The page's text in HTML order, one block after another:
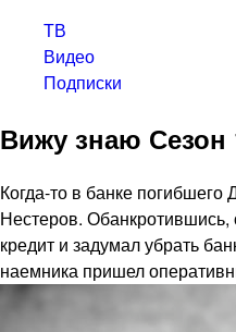
ТВ
Видео
Подписки
Вижу знаю Сезон
Когда-то в банке погибшего
Нестеров.
кредит и задумал убрать
наемника пришел